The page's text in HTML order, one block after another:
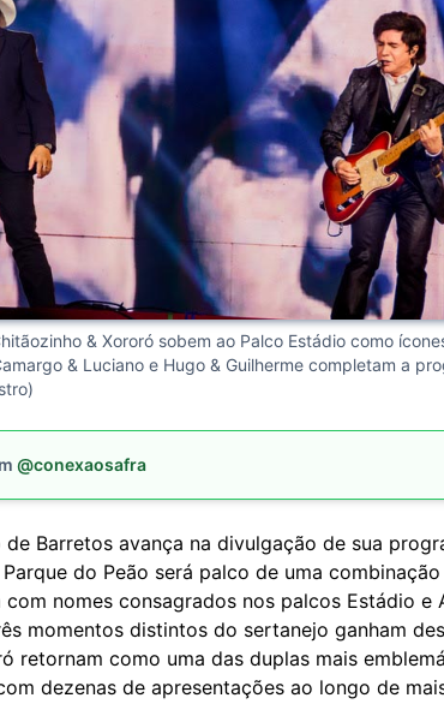
& Xororó sobem ao Palco Estádio como
& Luciano e Hugo & Guilherme completam a
@conexaosafra
de Barretos avança na divulgação de sua
do Peão será palco de uma
nomes consagrados nos palcos Estádio e
momentos distintos do sertanejo ganham
retornam como uma das duplas mais
dezenas de apresentações ao longo de